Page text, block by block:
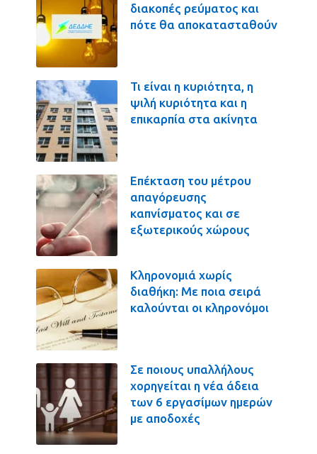
διακοπές ρεύματος και
πότε θα αποκατασταθούν
Τι είναι η κυριότητα, η
ψιλή κυριότητα και η
επικαρπία στα ακίνητα
Επέκταση του μέτρου
απαγόρευσης
καπνίσματος και σε
εξωτερικούς χώρους
Κληρονομιά χωρίς
διαθήκη: Με ποια σειρά
καλούνται οι κληρονόμοι
Σε ποιους υπαλλήλους
χορηγείται η νέα άδεια
των 6 εργασίμων ημερών
με αποδοχές